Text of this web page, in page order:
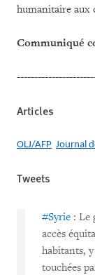
humanitaire aux
Communiqué
Articles
OLJ/AFP Journal
Tweets
#Syrie : Le
accès
habitants,
touchées